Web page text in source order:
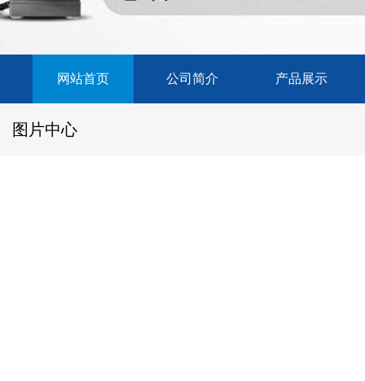
网站首页 公司简介 产品展示
图片中心